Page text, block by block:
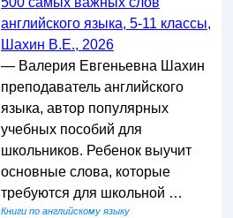
английского языка, 5-11 классы,
Шахин В.Е., 2026
— Валерия Евгеньевна Шахин
преподаватель английского
языка, автор популярных
учебных пособий для
школьников. Ребенок выучит
основные слова, которые
требуются для школьной …
Книги по английскому языку